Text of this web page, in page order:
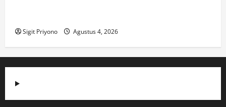
Sigit Priyono Agustus 4, 2026